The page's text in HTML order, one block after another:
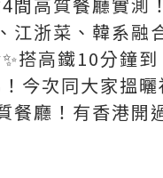
江浙菜、韓系融
搭高鐵10分鐘
今次同大家搵曬
餐廳！有香港開